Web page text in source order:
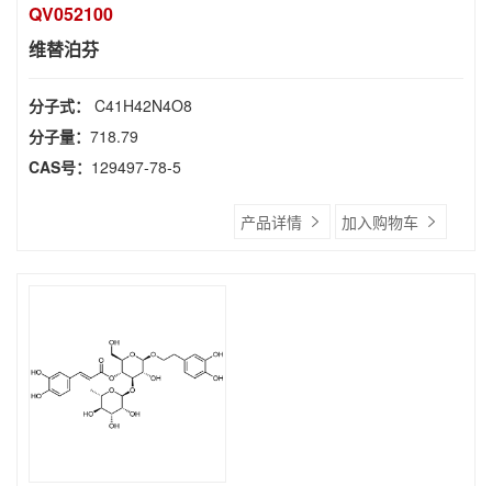
QV052100
维替泊芬
分子式： C41H42N4O8
分子量： 718.79
CAS号： 129497-78-5
产品详情 加入购物车